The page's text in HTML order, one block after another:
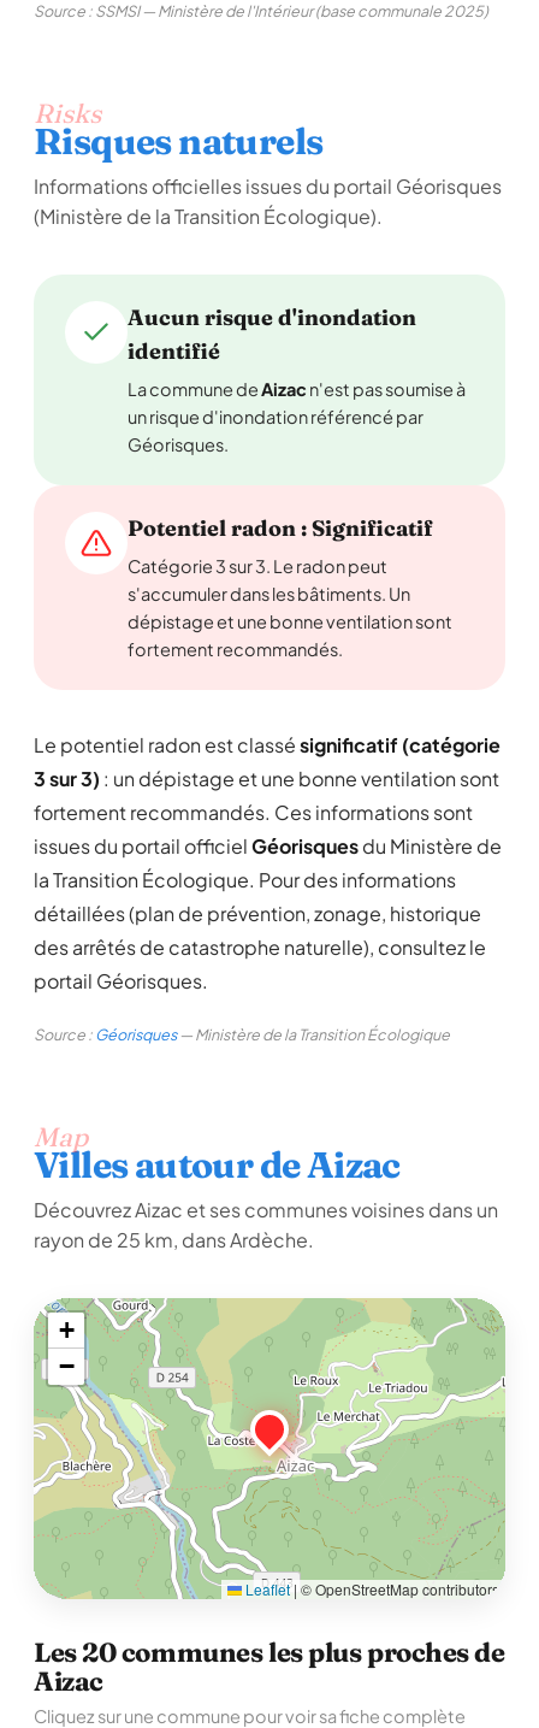
Source : SSMSI — Ministère de l'Intérieur (base communale 2025)
Risks
Risques naturels
Informations officielles issues du portail Géorisques
(Ministère de la Transition Écologique).
Aucun risque d'inondation
identifié
La commune deAizac n'est pas soumise à
un risque d'inondation référencé par
Géorisques.
Potentiel radon : Significatif
Catégorie 3 sur 3. Le radon peut
s'accumuler dans les bâtiments. Un
dépistage et une bonne ventilation sont
fortement recommandés.
Le potentiel radon est classésignificatif (catégorie
3 sur 3) : un dépistage et une bonne ventilation sont
fortement recommandés. Ces informations sont
issues du portail officielGéorisquesdu Ministère de
la Transition Écologique. Pour des informations
détaillées (plan de prévention, zonage, historique
des arrêtés de catastrophe naturelle), consultez le
portail Géorisques.
Source :Géorisques— Ministère de la Transition Écologique
Map
Villes autour de Aizac
Découvrez Aizac et ses communes voisines dans un
rayon de 25 km, dans Ardèche.
+
−
Leaflet | © OpenStreetMap contributors
Les 20 communes les plus proches de
Aizac
Cliquez sur une commune pour voir sa fiche complète